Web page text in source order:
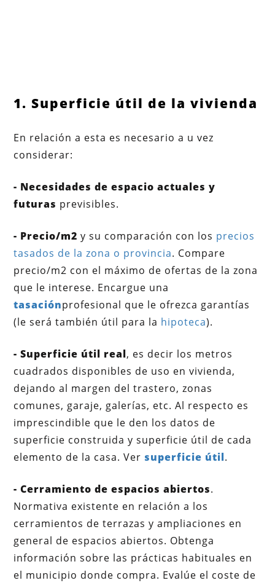
1. Superficie útil de la vivienda
En relación a esta es necesario a u vez
considerar:
- Necesidades de espacio actuales y
futuras previsibles.
- Precio/m2 y su comparación con los precios
tasados de la zona o provincia. Compare
precio/m2 con el máximo de ofertas de la zona
que le interese. Encargue una
tasaciónprofesional que le ofrezca garantías
(le será también útil para la hipoteca).
- Superficie útil real, es decir los metros
cuadrados disponibles de uso en vivienda,
dejando al margen del trastero, zonas
comunes, garaje, galerías, etc. Al respecto es
imprescindible que le den los datos de
superficie construida y superficie útil de cada
elemento de la casa. Ver superficie útil.
- Cerramiento de espacios abiertos.
Normativa existente en relación a los
cerramientos de terrazas y ampliaciones en
general de espacios abiertos. Obtenga
información sobre las prácticas habituales en
el municipio donde compra. Evalúe el coste de